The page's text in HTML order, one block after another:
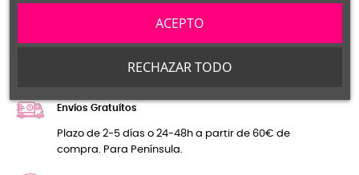
Envíos Gratuítos
Plazo de 2-5 días o 24-48h a partir de 60€ de
compra. Para Península.
RECHAZAR TODO
ACEPTO